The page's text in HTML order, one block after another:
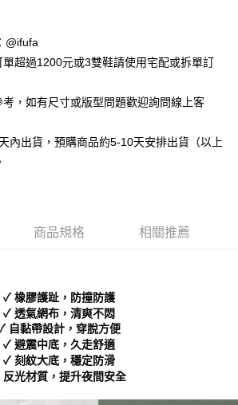
到商品之後才付款」的支付方式。 讓您購物簡單
不需綁卡、不需儲值。
，簡訊認證，即可結帳。
務後，再付款。
帳流程】
先享後付」後，將跳轉至「AFTEE先享後付」
將收到繳費通知簡訊。
天內，點擊此簡訊中的連結，可透過四大超商／
先享後付 」之結帳頁面顯示為準，若有關於
有限公司提供之「AFTEE先享後付」服務完成之交
圍內提供個人資料，並將交易相關給付款項請求債
限公司。
宜，請瀏覽以下網址：
先徵得法定代理人或監護人之同意方可使用
含以上)免運費
含以上)免運費
@ifufa
超過1200元或3雙鞋請使用宅配或拆單訂
，如有尺寸或版型問題歡迎詢問線上客
內出貨，預購商品約5-10天安排出貨（以上
商品規格 相關推薦
✓ 橡膠護趾，防撞防護
✓ 透氣網布，清爽不悶
自黏帶設計，穿脫方便
✓ 避震中底，久走舒適
✓ 刻紋大底，穩定防滑
光材質，提升夜間安全